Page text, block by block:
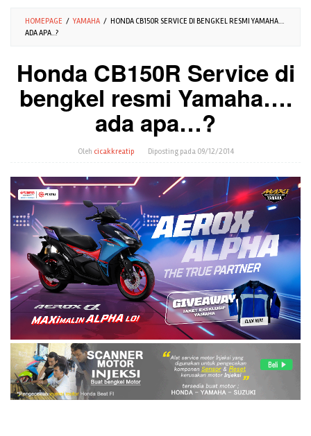
HOMEPAGE / YAMAHA / HONDA CB150R SERVICE DI BENGKEL RESMI YAMAHA....
ADA APA...?
Honda CB150R Service di
bengkel resmi Yamaha….
ada apa…?
Oleh cicakkreatip Diposting pada 09/12/2014